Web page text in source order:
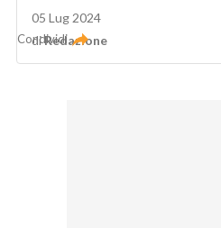
05 Lug 2024
diRedazione
Condividi